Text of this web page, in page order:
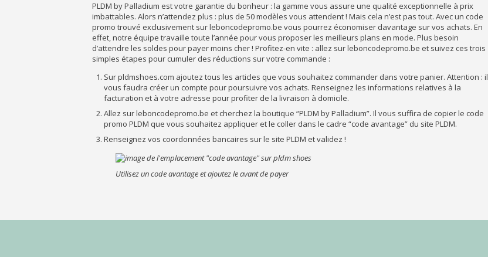
PLDM by Palladium est votre garantie du bonheur : la gamme vous assure une qualité exceptionnelle à prix
imbattables. Alors n’attendez plus : plus de 50 modèles vous attendent ! Mais cela n’est pas tout. Avec un code
promo trouvé exclusivement sur leboncodepromo.be vous pourrez économiser davantage sur vos achats. En
effet, notre équipe travaille toute l’année pour vous proposer les meilleurs plans en mode. Plus besoin
d’attendre les soldes pour payer moins cher ! Profitez-en vite : allez sur leboncodepromo.be et suivez ces trois
simples étapes pour cumuler des réductions sur votre commande :
Sur pldmshoes.com ajoutez tous les articles que vous souhaitez commander dans votre panier. Attention : il
vous faudra créer un compte pour poursuivre vos achats. Renseignez les informations relatives à la
facturation et à votre adresse pour profiter de la livraison à domicile.
Allez sur leboncodepromo.be et cherchez la boutique “PLDM by Palladium”. Il vous suffira de copier le code
promo PLDM que vous souhaitez appliquer et le coller dans le cadre “code avantage” du site PLDM.
Renseignez vos coordonnées bancaires sur le site PLDM et validez !
Utilisez un code avantage et ajoutez le avant de payer